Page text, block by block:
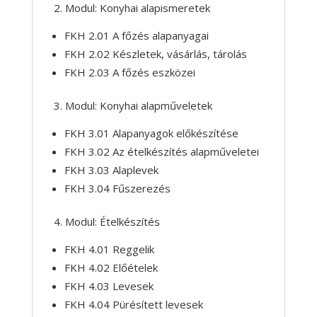
2. Modul: Konyhai alapismeretek
FKH 2.01 A főzés alapanyagai
FKH 2.02 Készletek, vásárlás, tárolás
FKH 2.03 A főzés eszközei
3. Modul: Konyhai alapműveletek
FKH 3.01 Alapanyagok előkészítése
FKH 3.02 Az ételkészítés alapműveletei
FKH 3.03 Alaplevek
FKH 3.04 Fűszerezés
4. Modul: Ételkészítés
FKH 4.01 Reggelik
FKH 4.02 Előételek
FKH 4.03 Levesek
FKH 4.04 Pürésített levesek